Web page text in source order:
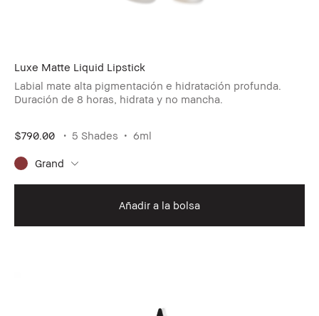
Luxe Matte Liquid Lipstick
Labial mate alta pigmentación e hidratación profunda.
Duración de 8 horas, hidrata y no mancha.
$790.00 5 Shades 6ml
Grand
Añadir a la bolsa